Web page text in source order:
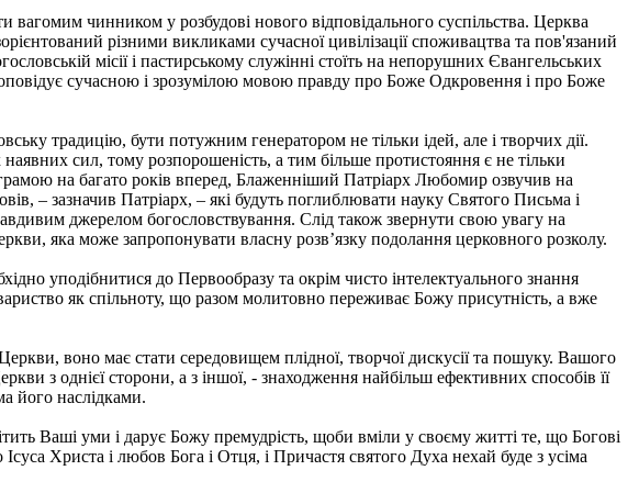
чинником у розбудові нового відповідального суспільства. Церква
різними викликами сучасної цивілізації споживацтва та пов'язаний
місії і пастирському служінні стоїть на непорушних Євангельських
сучасною і зрозумілою мовою правду про Боже Одкровення і про Боже
традицію, бути потужним генератором не тільки ідей, але і творчих дії.
сил, тому розпорошеність, а тим більше протистояння є не тільки
на багато років вперед, Блаженніший Патріарх Любомир озвучив на
– зазначив Патріарх, – які будуть поглиблювати науку Святого Письма і
джерелом богословствування. Слід також звернути свою увагу на
яка може запропонувати власну розв’язку подолання церковного розколу.
уподібнитися до Первообразу та окрім чисто інтелектуального знання
як спільноту, що разом молитовно переживає Божу присутність, а вже
воно має стати середовищем плідної, творчої дискусії та пошуку. Вашого
з однієї сторони, а з іншої, - знаходження найбільш ефективних способів її
його наслідками.
Ваші уми і дарує Божу премудрість, щоби вміли у своєму житті те, що Богові
Христа і любов Бога і Отця, і Причастя святого Духа нехай буде з усіма